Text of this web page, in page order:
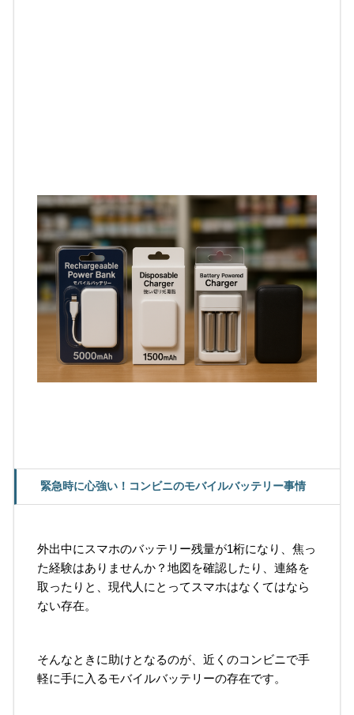
緊急時に心強い！コンビニのモバイルバッテリー事情
外出中にスマホのバッテリー残量が1桁になり、焦っ
た経験はありませんか？地図を確認したり、連絡を
取ったりと、現代人にとってスマホはなくてはなら
ない存在。
そんなときに助けとなるのが、近くのコンビニで手
軽に手に入るモバイルバッテリーの存在です。